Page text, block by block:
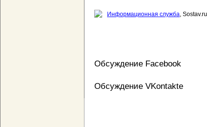
Информационная служба, Sostav.ru
Обсуждение Facebook
Обсуждение VKontakte